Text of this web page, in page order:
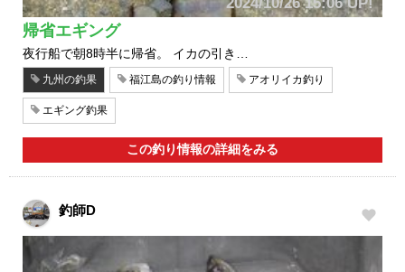
帰省エギング
夜行船で朝8時半に帰省。 イカの引き…
九州の釣果 福江島の釣り情報 アオリイカ釣り
エギング釣果
この釣り情報の詳細をみる
釣師D